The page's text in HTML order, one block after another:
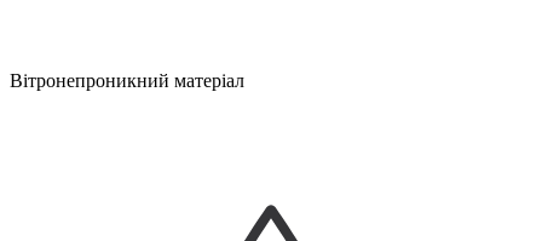
Вітронепроникний матеріал